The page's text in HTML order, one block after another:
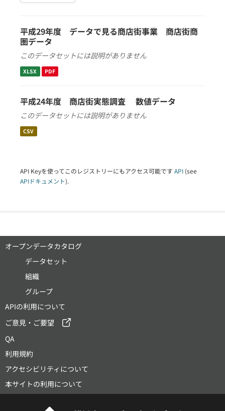
平成29年度 データで見る商店街事業 商店街商
圏データ
このデータセットには説明がありません
XLSX PDF
平成24年度 商店街実態調査 数値データ
このデータセットには説明がありません
CSV
API Keyを使ってこのレジストリーにもアクセス可能です API (see
APIドキュメント).
オープンデータカタログ
データセット
組織
グループ
APIの利用について
ご意見・ご要望
QA
利用規約
アクセシビリティについて
本サイトの利用について